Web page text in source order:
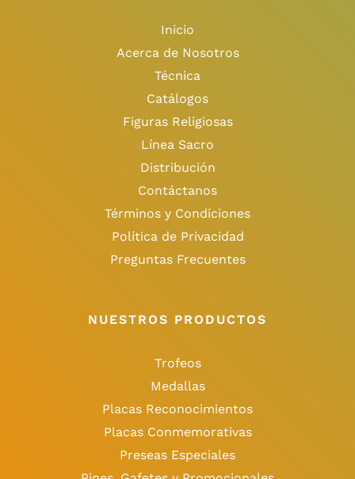
Inicio
Acerca de Nosotros
Técnica
Catálogos
Figuras Religiosas
Línea Sacro
Distribución
Contáctanos
Términos y Condiciones
Política de Privacidad
Preguntas Frecuentes
NUESTROS PRODUCTOS
Trofeos
Medallas
Placas Reconocimientos
Placas Conmemorativas
Preseas Especiales